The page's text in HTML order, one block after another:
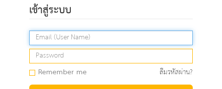
เข้าสู่ระบบ
Remember me ลืมรหัสผ่าน?